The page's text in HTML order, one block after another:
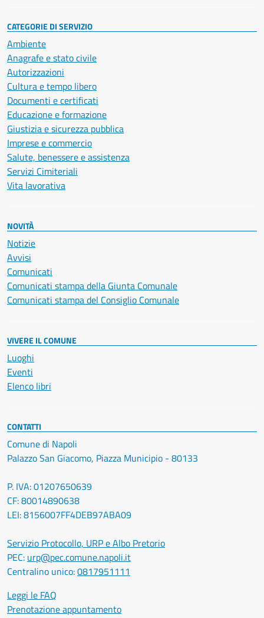
CATEGORIE DI SERVIZIO
Ambiente
Anagrafe e stato civile
Autorizzazioni
Cultura e tempo libero
Documenti e certificati
Educazione e formazione
Giustizia e sicurezza pubblica
Imprese e commercio
Salute, benessere e assistenza
Servizi Cimiteriali
Vita lavorativa
NOVITÀ
Notizie
Avvisi
Comunicati
Comunicati stampa della Giunta Comunale
Comunicati stampa del Consiglio Comunale
VIVERE IL COMUNE
Luoghi
Eventi
Elenco libri
CONTATTI
Comune di Napoli
Palazzo San Giacomo, Piazza Municipio - 80133
P. IVA: 01207650639
CF: 80014890638
LEI: 8156007FF4DEB97ABA09
Servizio Protocollo, URP e Albo Pretorio
PEC: urp@pec.comune.napoli.it
Centralino unico:0817951111
Leggi le FAQ
Prenotazione appuntamento